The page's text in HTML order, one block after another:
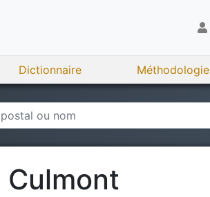
Dictionnaire Méthodologie
Culmont